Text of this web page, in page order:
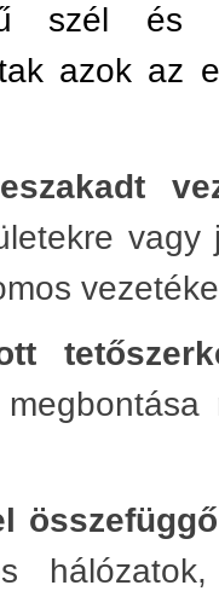
szél és a
azok az